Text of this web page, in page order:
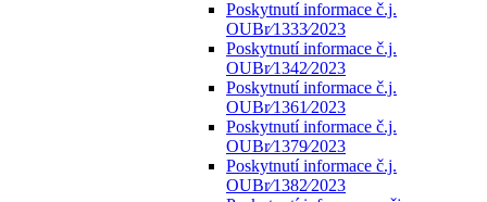
Poskytnutí informace č.j.
OUBr⁄1333⁄2023
Poskytnutí informace č.j.
OUBr⁄1342⁄2023
Poskytnutí informace č.j.
OUBr⁄1361⁄2023
Poskytnutí informace č.j.
OUBr⁄1379⁄2023
Poskytnutí informace č.j.
OUBr⁄1382⁄2023